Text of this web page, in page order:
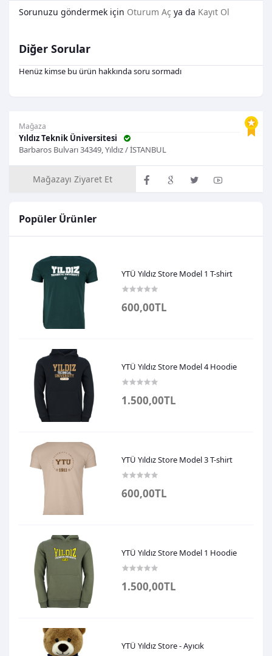
Mağaza
Yıldız Teknik Üniversitesi
Barbaros Bulvarı 34349, Yıldız / İSTANBUL
Mağazayı Ziyaret Et
Popüler Ürünler
YTÜ Yıldız Store Model 1 T-shirt
600,00TL
YTÜ Yıldız Store Model 4 Hoodie
1.500,00TL
YTÜ Yıldız Store Model 3 T-shirt
600,00TL
YTÜ Yıldız Store Model 1 Hoodie
1.500,00TL
YTÜ Yıldız Store - Ayıcık
Sorunuzu göndermek için Oturum Aç ya da Kayıt Ol
Diğer Sorular
Henüz kimse bu ürün hakkında soru sormadı